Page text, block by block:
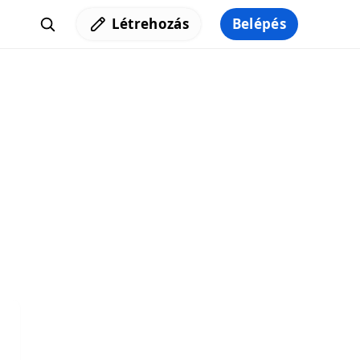
Létrehozás Belépés